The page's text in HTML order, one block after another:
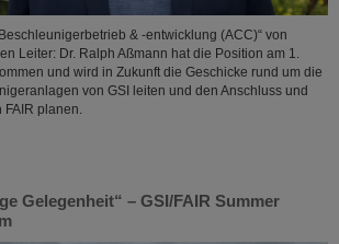
& -entwicklung (ACC)“ von
Leiter: Dr. Ralph Aßmann hat die Position am 1.
und wird in Zukunft die Geschicke rund um die
von GSI leiten und den Anschluss und
FAIR planen.
Gelegenheit“ – GSI/FAIR Summer